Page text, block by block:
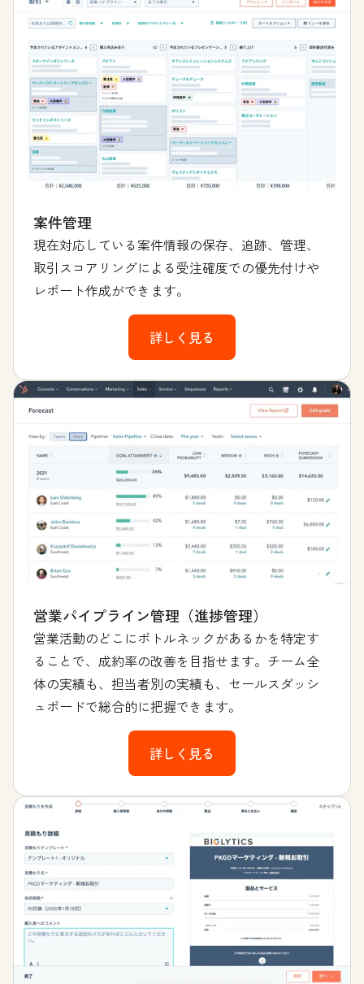
案件管理
現在対応している案件情報の保存、追跡、管理、
取引スコアリングによる受注確度での優先付けや
レポート作成ができます。
詳しく見る
営業パイプライン管理（進捗管理）
営業活動のどこにボトルネックがあるかを特定す
ることで、成約率の改善を目指せます。チーム全
体の実績も、担当者別の実績も、セールスダッシ
ュボードで総合的に把握できます。
詳しく見る